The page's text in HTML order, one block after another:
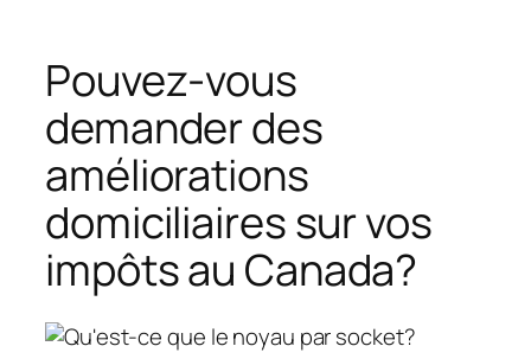
Pouvez-vous
demander des
améliorations
domiciliaires sur vos
impôts au Canada?